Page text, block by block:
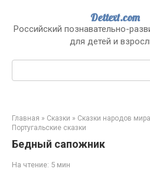
контенту
Dettext.com
Российский познавательно-
для детей и
Поиск:
Главная » Сказки » Сказки народов мира
Португальские сказки
Бедный сапожник
На чтение: 5 мин